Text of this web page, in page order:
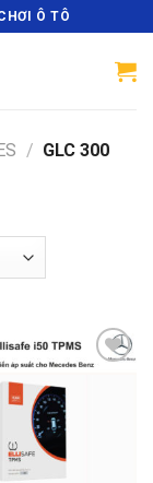
Ô TÔ
/ GLC 300